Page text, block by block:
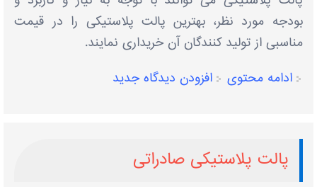
بودجه مورد نظر، بهترین پالت پلاستیکی را در قیمت
مناسبی از تولید کنندگان آن خریداری نمایند.
ادامه محتوی
افزودن دیدگاه جدید
پالت پلاستیکی صادراتی